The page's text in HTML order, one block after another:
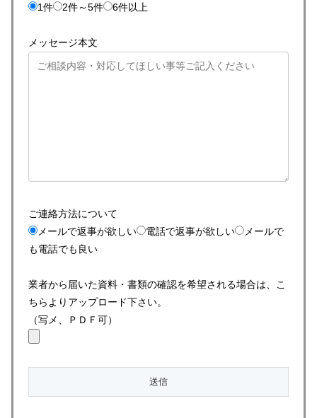
1件
2件～5件 6件以上
メッセージ本文
ご連絡方法について
メールで返事が欲しい
電話で返事が欲しい
メールで
も電話でも良い
業者から届いた資料・書類の確認を希望される場合は、こ
ちらよりアップロード下さい。
（写メ、ＰＤＦ可）